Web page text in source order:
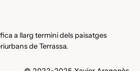
a llarg termini dels paisatges
de Terrassa.